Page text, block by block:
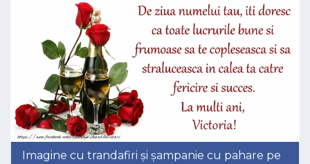
Imagine cu trandafiri și șampanie cu pahare pe